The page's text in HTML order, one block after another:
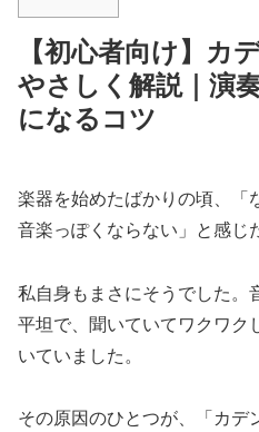
【初心者向け】カ
やさしく解説｜演
になるコツ
楽器を始めたばかりの頃、「
音楽っぽくならない」と感じ
私自身もまさにそうでした。
平坦で、聞いていてワクワク
いていました。
その原因のひとつが、「カデ